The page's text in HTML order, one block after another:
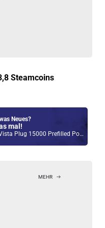
Steamcoins
Neues?
mal!
Plug 15000 Prefilled Pod Kit – Cherry Ice
MEHR